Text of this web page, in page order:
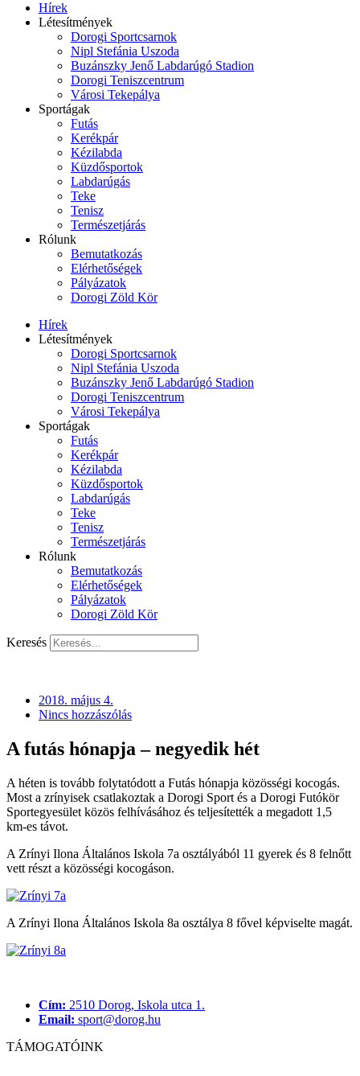
Hírek
Létesítmények
Dorogi Sportcsarnok
Nipl Stefánia Uszoda
Buzánszky Jenő Labdarúgó Stadion
Dorogi Teniszcentrum
Városi Tekepálya
Sportágak
Futás
Kerékpár
Kézilabda
Küzdősportok
Labdarúgás
Teke
Tenisz
Természetjárás
Rólunk
Bemutatkozás
Elérhetőségek
Pályázatok
Dorogi Zöld Kör
Hírek
Létesítmények
Dorogi Sportcsarnok
Nipl Stefánia Uszoda
Buzánszky Jenő Labdarúgó Stadion
Dorogi Teniszcentrum
Városi Tekepálya
Sportágak
Futás
Kerékpár
Kézilabda
Küzdősportok
Labdarúgás
Teke
Tenisz
Természetjárás
Rólunk
Bemutatkozás
Elérhetőségek
Pályázatok
Dorogi Zöld Kör
Keresés
2018. május 4.
Nincs hozzászólás
A futás hónapja – negyedik hét
A héten is tovább folytatódott a Futás hónapja közösségi kocogás.
Most a zrínyisek csatlakoztak a Dorogi Sport és a Dorogi Futókör
Sportegyesület közös felhívásához és teljesítették a megadott 1,5
km-es távot.
A Zrínyi Ilona Általános Iskola 7a osztályából 11 gyerek és 8 felnőtt
vett részt a közösségi kocogáson.
A Zrínyi Ilona Általános Iskola 8a osztálya 8 fővel képviselte magát.
Cím: 2510 Dorog, Iskola utca 1.
Email: sport@dorog.hu
TÁMOGATÓINK